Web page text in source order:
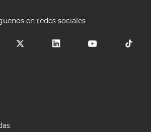
en redes sociales